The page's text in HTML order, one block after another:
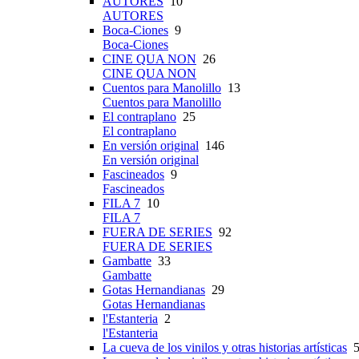
AUTORES
Boca-Ciones 9
Boca-Ciones
CINE QUA NON 26
CINE QUA NON
Cuentos para Manolillo 13
Cuentos para Manolillo
El contraplano 25
El contraplano
En versión original 146
En versión original
Fascineados 9
Fascineados
FILA 7 10
FILA 7
FUERA DE SERIES 92
FUERA DE SERIES
Gambatte 33
Gambatte
Gotas Hernandianas 29
Gotas Hernandianas
l'Estanteria 2
l'Estanteria
La cueva de los vinilos y otras historias artísticas